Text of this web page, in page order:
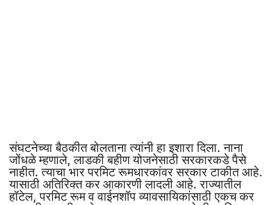
संघटनेच्या बैठकीत बोलताना त्यांनी हा इशारा दिला. नाना
जोंधळे म्हणाले, लाडकी बहीण योजनेसाठी सरकारकडे पैसे
नाहीत. त्याचा भार परमिट रूमधारकांवर सरकार टाकीत आहे.
यासाठी अतिरिक्त कर आकारणी लादली आहे. राज्यातील
हॉटेल, परमिट रूम व वाईनशॉप व्यावसायिकांसाठी एकच कर